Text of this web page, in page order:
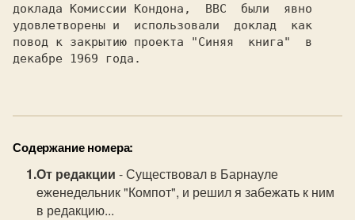
доклада Комиссии Кондона,  ВВС  были  явно
удовлетворены и  использовали  доклад  как
повод к закрытию проекта "Синяя  книга"  в
декабре 1969 года.
Содержание номера:
От редакции - Существовал в Барнауле
еженедельник "Компот", и решил я забежать к ним
в редакцию...